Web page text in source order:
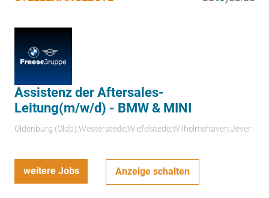
Assistenz der Aftersales-
Leitung(m/w/d) - BMW & MINI
Oldenburg (Oldb);Westerstede;Wiefelstede;Wilhelmshaven;Jever
weitere Jobs Anzeige schalten